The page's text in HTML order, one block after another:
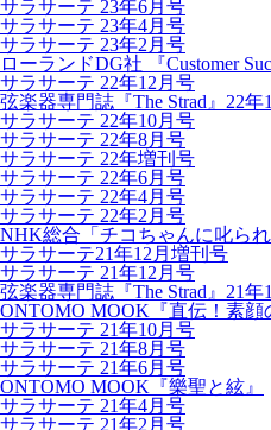
サラサーテ 23年6月号
サラサーテ 23年4月号
サラサーテ 23年2月号
ローランドDG社 『Customer
サラサーテ 22年12月号
弦楽器専門誌『The Strad』22年
サラサーテ 22年10月号
サラサーテ 22年8月号
サラサーテ 22年増刊号
サラサーテ 22年6月号
サラサーテ 22年4月号
サラサーテ 22年2月号
NHK総合「チコちゃんに叱られ
サラサーテ21年12月増刊号
サラサーテ 21年12月号
弦楽器専門誌『The Strad』21年
ONTOMO MOOK『直伝！素顔
サラサーテ 21年10月号
サラサーテ 21年8月号
サラサーテ 21年6月号
ONTOMO MOOK『樂聖と絃』
サラサーテ 21年4月号
サラサーテ 21年2月号